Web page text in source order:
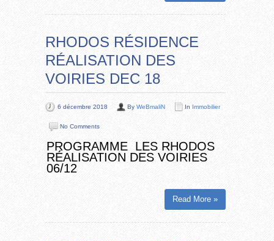
RHODOS RÉSIDENCE
RÉALISATION DES
VOIRIES DEC 18
6 décembre 2018 By WeBmaliN In Immobilier
No Comments
PROGRAMME LES RHODOS
RÉALISATION DES VOIRIES
06/12
Read More »